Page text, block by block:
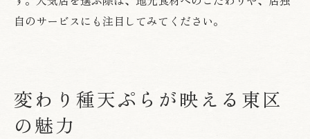
自のサービスにも注目してみてください。
変わり種天ぷらが映える東区
の魅力